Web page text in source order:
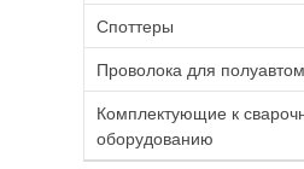
Споттеры
Проволока для
Комплектующие к
оборудованию